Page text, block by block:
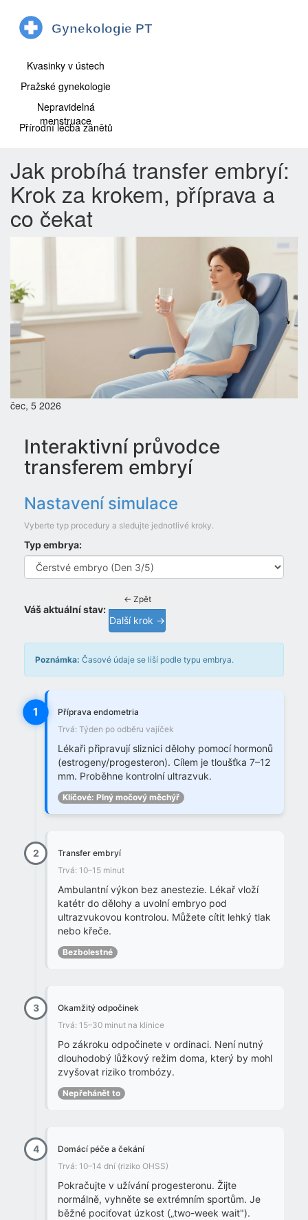
Kvasinky v ústech
Pražské gynekologie
Nepravidelná
menstruace
Přírodní léčba zánětů
Jak probíhá transfer embryí:
Krok za krokem, příprava a
co čekat
čec, 5 2026
Interaktivní průvodce
transferem embryí
Nastavení simulace
Vyberte typ procedury a sledujte jednotlivé kroky.
Typ embrya:
Váš aktuální stav:
← Zpět
Další krok →
Poznámka: Časové údaje se liší podle typu embrya.
1
Příprava endometria
Trvá: Týden po odběru vajíček
Lékaři připravují sliznici dělohy pomocí hormonů
(estrogeny/progesteron). Cílem je tloušťka 7–12
mm. Proběhne kontrolní ultrazvuk.
Klíčové: Plný močový měchýř
2
Transfer embryí
Trvá: 10–15 minut
Ambulantní výkon bez anestezie. Lékař vloží
katétr do dělohy a uvolní embryo pod
ultrazvukovou kontrolou. Můžete cítit lehký tlak
nebo křeče.
Bezbolestné
3
Okamžitý odpočinek
Trvá: 15–30 minut na klinice
Po zákroku odpočinete v ordinaci. Není nutný
dlouhodobý lůžkový režim doma, který by mohl
zvyšovat riziko trombózy.
Nepřehánět to
4
Domácí péče a čekání
Trvá: 10–14 dní (riziko OHSS)
Pokračujte v užívání progesteronu. Žijte
normálně, vyhněte se extrémním sportům. Je
běžné pociťovat úzkost („two-week wait").